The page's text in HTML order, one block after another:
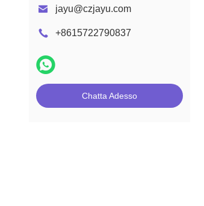
jayu@czjayu.com
+8615722790837
Chatta Adesso